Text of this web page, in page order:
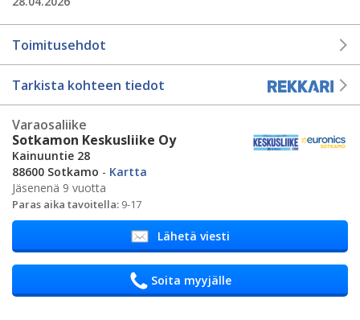
Toimitusehdot
Tarkista kohteen tiedot
Varaosaliike
Sotkamon Keskusliike Oy
Kainuuntie 28
88600 Sotkamo - Kartta
Jäsenenä 9 vuotta
Paras aika tavoitella: 9-17
Lähetä viesti
Soita myyjälle